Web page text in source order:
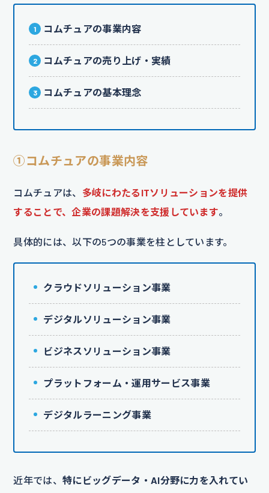
コムチュアの事業内容
コムチュアの売り上げ・実績
コムチュアの基本理念
①コムチュアの事業内容
コムチュアは、 多岐にわたるITソリューションを提供
することで、企業の課題解決を支援しています。
具体的には、以下の5つの事業を柱としています。
クラウドソリューション事業
デジタルソリューション事業
ビジネスソリューション事業
プラットフォーム・運用サービス事業
デジタルラーニング事業
近年では、 特にビッグデータ・AI分野に力を入れてい